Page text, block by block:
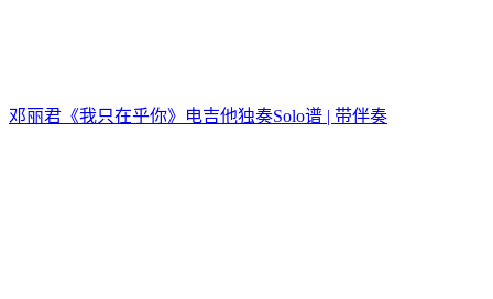
邓丽君《我只在乎你》电吉他独奏Solo谱 | 带伴奏